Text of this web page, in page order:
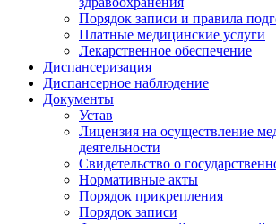
Порядок записи и правила
Платные медицинские услуги
Лекарственное обеспечение
Диспансеризация
Диспансерное наблюдение
Документы
Устав
Лицензия на осуществление
деятельности
Свидетельство о
Нормативные акты
Порядок прикрепления
Порядок записи